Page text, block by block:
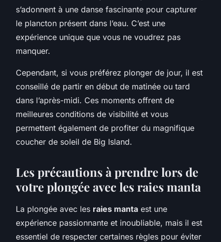
s’adonnent à une danse fascinante pour capturer
le plancton présent dans l’eau. C’est une
expérience unique que vous ne voudrez pas
manquer.
Cependant, si vous préférez plonger de jour, il est
conseillé de partir en début de matinée ou tard
dans l’après-midi. Ces moments offrent de
meilleures conditions de visibilité et vous
permettent également de profiter du magnifique
coucher de soleil de Big Island.
Les précautions à prendre lors de
votre plongée avec les raies manta
La plongée avec les raies manta est une
expérience passionnante et inoubliable, mais il est
essentiel de respecter certaines règles pour éviter